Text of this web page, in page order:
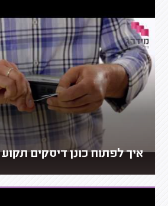
איך לפתוח כונן דיסקים תקוע